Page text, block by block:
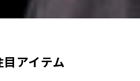
目アイテム